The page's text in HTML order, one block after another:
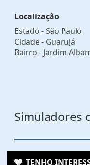
Localização
Estado -São Paulo
Cidade - Guarujá
Bairro - Jardim
Simuladores
TENHO